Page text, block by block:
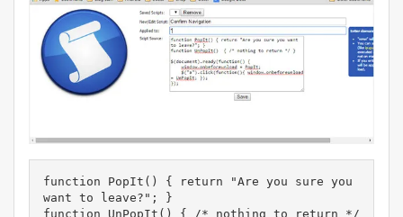
function PopIt() { return "Are you sure you
want to leave?"; }
function UnPopIt() { /* nothing to return */